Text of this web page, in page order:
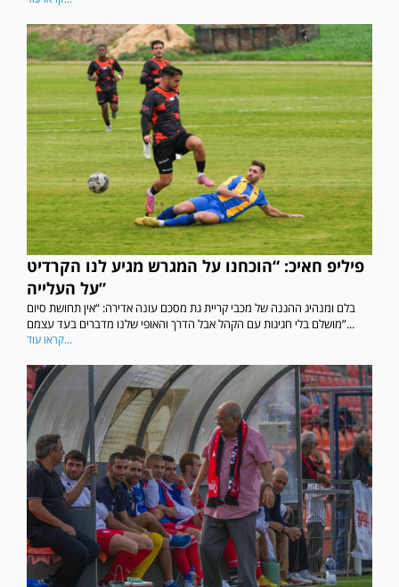
פיליפ חאיכ: “הוכחנו על המגרש מגיע לנו הקרדיט
על העלייה”
בלם ומנהיג ההגנה של מכבי קריית גת מסכם עונה אדירה: “אין תחושת סיום
מושלם בלי חגיגות עם הקהל אבל הדרך והאופי שלנו מדברים בעד עצמם”...
קראו עוד...